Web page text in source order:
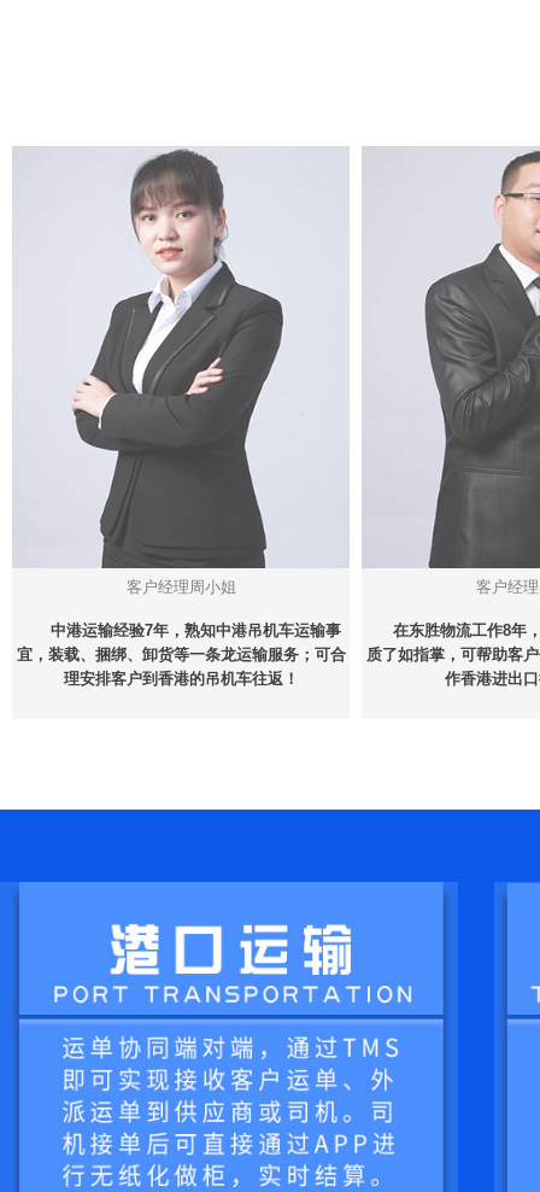
客户经理周小姐
中港运输经验7年，熟知中港吊机车运输事
宜，装载、捆绑、卸货等一条龙运输服务；可合
理安排客户到香港的吊机车往返！
客户经
在东胜物流工作8年
质了如指掌，可帮助客
作香港进出